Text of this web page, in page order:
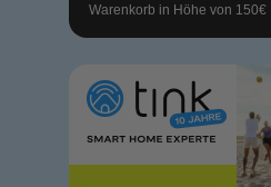
Warenkorb in Höhe von 150€